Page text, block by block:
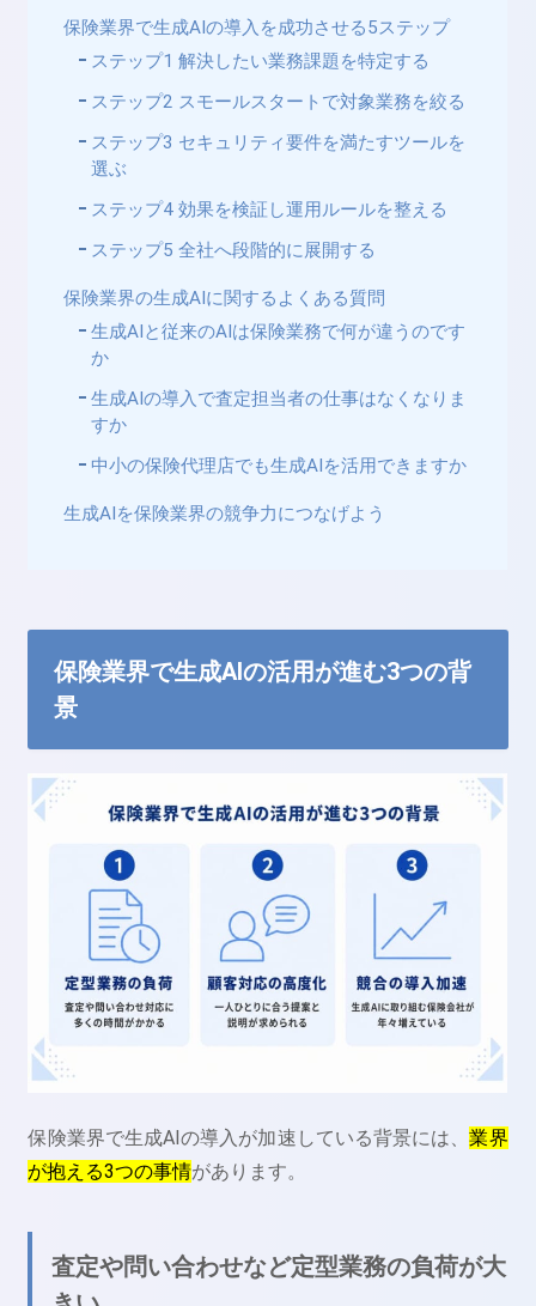
保険業界で生成AIの導入を成功させる5ステップ
ステップ1 解決したい業務課題を特定する
ステップ2 スモールスタートで対象業務を絞る
ステップ3 セキュリティ要件を満たすツールを
選ぶ
ステップ4 効果を検証し運用ルールを整える
ステップ5 全社へ段階的に展開する
保険業界の生成AIに関するよくある質問
生成AIと従来のAIは保険業務で何が違うのです
か
生成AIの導入で査定担当者の仕事はなくなりま
すか
中小の保険代理店でも生成AIを活用できますか
生成AIを保険業界の競争力につなげよう
保険業界で生成AIの活用が進む3つの背
景
保険業界で生成AIの導入が加速している背景には、業界
が抱える3つの事情があります。
査定や問い合わせなど定型業務の負荷が大